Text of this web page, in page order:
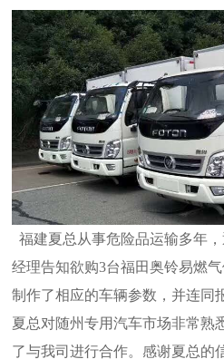
福建夏总从事危险品运输多年
经理告知欲购3台福田奥铃易燃
制作了相应的车辆参数，并连同
夏总对随州专用汽车市场非常熟
了与我司进行合作。感谢夏总的